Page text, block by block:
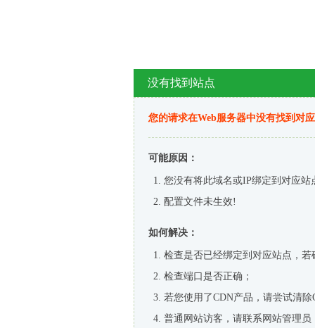
没有找到站点
您的请求在Web服务器中没有找到对
可能原因：
您没有将此域名或IP绑定到对应站
配置文件未生效!
如何解决：
检查是否已经绑定到对应站点，
检查端口是否正确；
若您使用了CDN产品，请尝试清除
普通网站访客，请联系网站管理员